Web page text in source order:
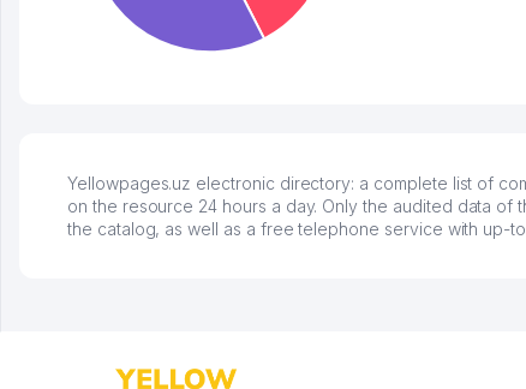
Yellowpages.uz electronic directory: a complete list of
on the resource 24 hours a day. Only the audited data
the catalog, as well as a free telephone service with up-